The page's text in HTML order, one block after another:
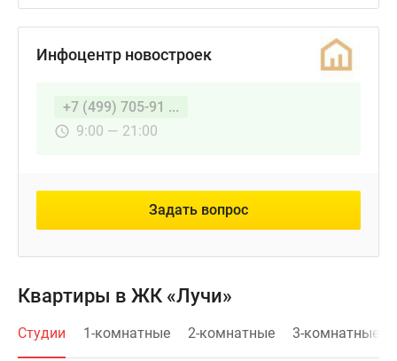
Инфоцентр новостроек
+7 (499) 705-91 ...
9:00 — 21:00
Задать вопрос
Квартиры в ЖК «Лучи»
Студии 1-комнатные 2-комнатные 3-комнатные